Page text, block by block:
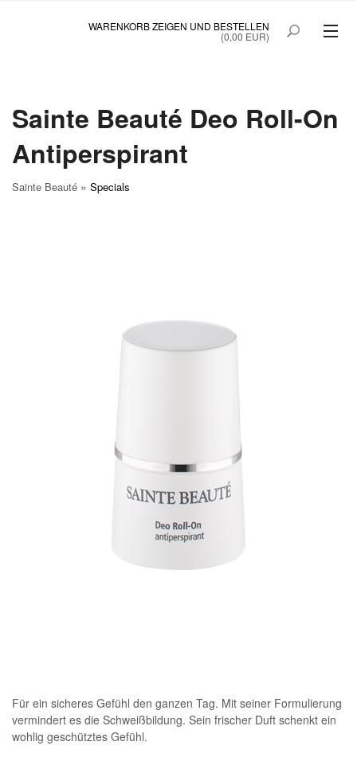
WARENKORB ZEIGEN UND BESTELLEN
(0,00 EUR)
SAINTE BEAUTÉ COLOSTRUM
PRINOC GEGEN UNREINE HAUT
QUICKTANNING
Sainte Beauté Deo Roll-On
Antiperspirant
Sainte Beauté » Specials
Für ein sicheres Gefühl den ganzen Tag. Mit seiner Formulierung
vermindert es die Schweißbildung. Sein frischer Duft schenkt ein
wohlig geschütztes Gefühl.